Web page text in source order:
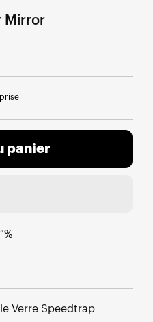
Mirror
panier
%
Verre Speedtrap